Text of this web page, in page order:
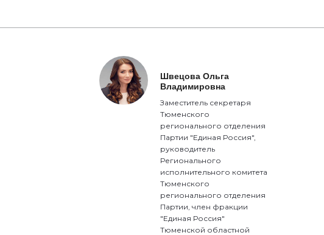
Швецова Ольга
Владимировна
Заместитель секретаря
Тюменского
регионального отделения
Партии "Единая Россия",
руководитель
Регионального
исполнительного комитета
Тюменского
регионального отделения
Партии, член фракции
"Единая Россия"
Тюменской областной